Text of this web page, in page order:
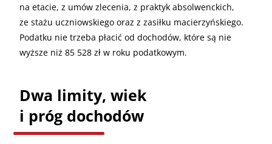
na etacie, z umów zlecenia, z praktyk absolwenckich,
ze stażu uczniowskiego oraz z zasiłku macierzyńskiego.
Podatku nie trzeba płacić od dochodów, które są nie
wyższe niż 85 528 zł w roku podatkowym.
Dwa limity, wiek
i próg dochodów